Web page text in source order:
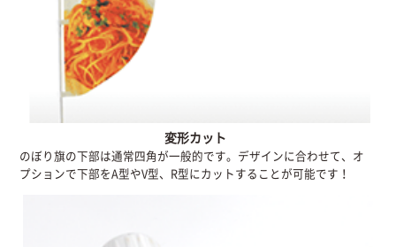
変形カット
のぼり旗の下部は通常四角が一般的です。デザインに合わせて、オ
プションで下部をA型やV型、R型にカットすることが可能です！